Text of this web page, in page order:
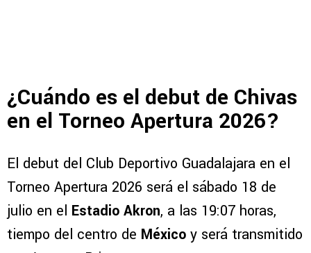
¿Cuándo es el debut de Chivas
en el Torneo Apertura 2026?
El debut del Club Deportivo Guadalajara en el
Torneo Apertura 2026 será el sábado 18 de
julio en el Estadio Akron, a las 19:07 horas,
tiempo del centro de México y será transmitido